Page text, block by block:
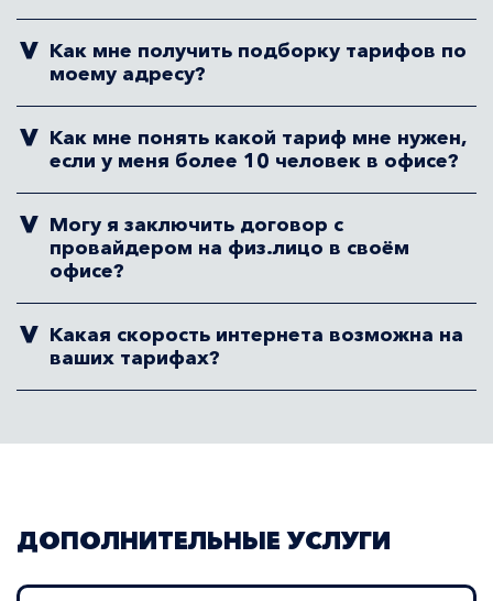
Как мне получить подборку тарифов по
моему адресу?
Как мне понять какой тариф мне нужен,
если у меня более 10 человек в офисе?
Могу я заключить договор с
провайдером на физ.лицо в своём
офисе?
Какая скорость интернета возможна на
ваших тарифах?
ДОПОЛНИТЕЛЬНЫЕ УСЛУГИ